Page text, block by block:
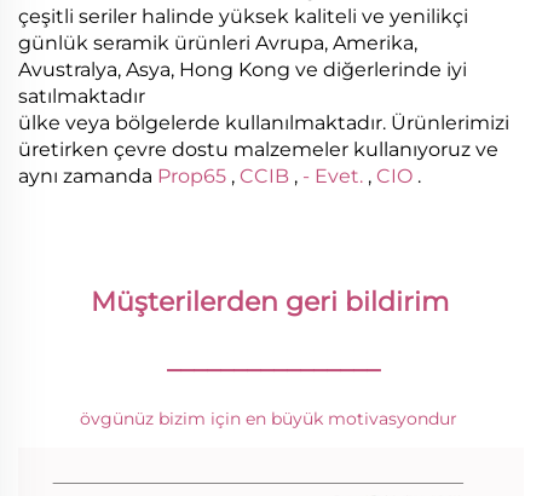
çeşitli seriler halinde yüksek kaliteli ve yenilikçi
günlük seramik ürünleri Avrupa, Amerika,
Avustralya, Asya, Hong Kong ve diğerlerinde iyi
satılmaktadır
ülke veya bölgelerde kullanılmaktadır. Ürünlerimizi
üretirken çevre dostu malzemeler kullanıyoruz ve
aynı zamanda Prop65 , CCIB , - Evet. , CIO .
Müşterilerden geri bildirim
________________
övgünüz bizim için en büyük motivasyondur